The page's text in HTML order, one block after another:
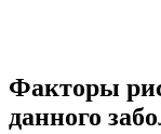
Факторы
данного